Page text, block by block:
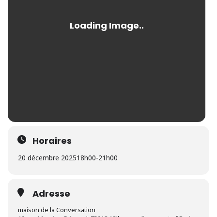
Horaires
20 décembre 202518h00-21h00
Adresse
maison de la Conversation